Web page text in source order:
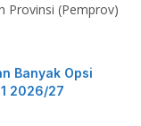
Provinsi (Pemprov)
Banyak Opsi
2026/27